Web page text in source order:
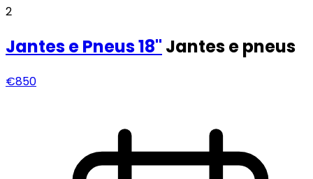
2
Jantes e Pneus18" Jantes e pneus
€850